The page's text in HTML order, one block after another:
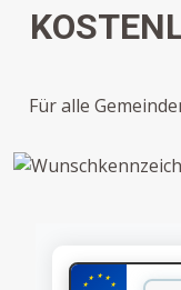
Für alle
★ ★
★
★
★